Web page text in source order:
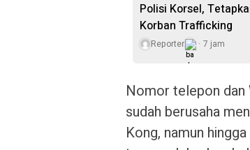
Polisi Korsel,
Korban Trafficking
Reporter 7 jam
Nomor telepon dan
sudah berusaha
Kong, namun